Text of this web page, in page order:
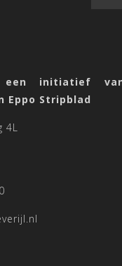
initiatief
Eppo Stripblad
4L